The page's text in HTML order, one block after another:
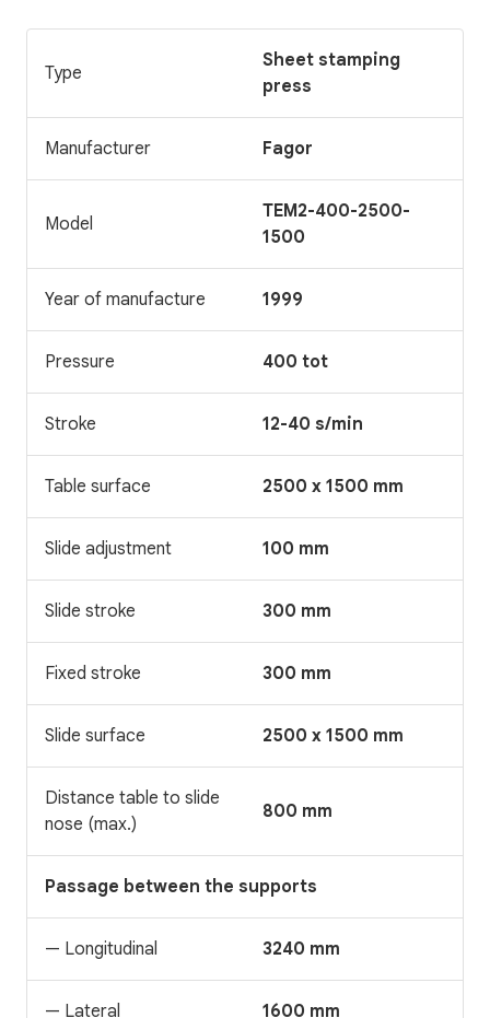
Type
Sheet stamping
press
Manufacturer Fagor
Model
TEM2-400-2500-
1500
Year of manufacture 1999
Pressure 400 tot
Stroke 12-40 s/min
Table surface 2500 x 1500 mm
Slide adjustment 100 mm
Slide stroke 300 mm
Fixed stroke 300 mm
Slide surface 2500 x 1500 mm
Distance table to slide
nose (max.)
800 mm
Passage between the supports
— Longitudinal 3240 mm
— Lateral 1600 mm